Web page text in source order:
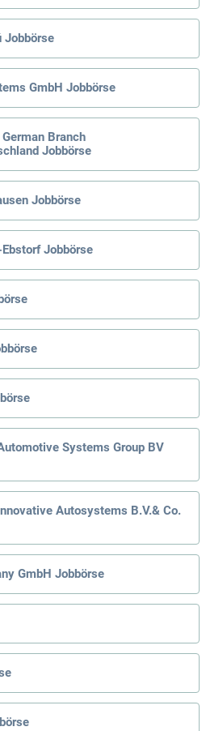
Jobbörse
GmbH Jobbörse
Branch
Jobbörse
Jobbörse
Jobbörse
Systems Group BV
Autosystems B.V.& Co.
GmbH Jobbörse